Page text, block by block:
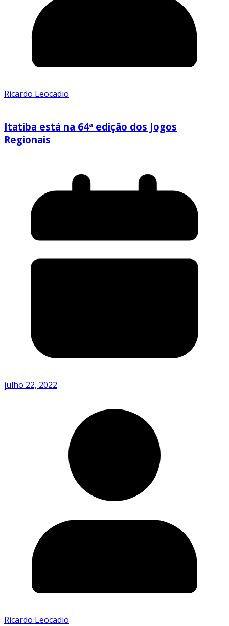
Ricardo Leocadio
Itatiba está na 64ª edição dos Jogos
Regionais
julho 22, 2022
Ricardo Leocadio